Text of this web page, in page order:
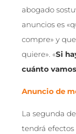
abogado
anuncios es
compre» y
quiere». «Si
cuánto
Anuncio de
La segunda
tendrá